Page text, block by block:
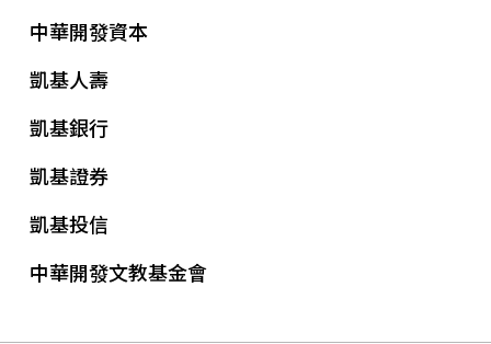
中華開發資本
凱基人壽
凱基銀行
凱基證券
凱基投信
中華開發文教基金會